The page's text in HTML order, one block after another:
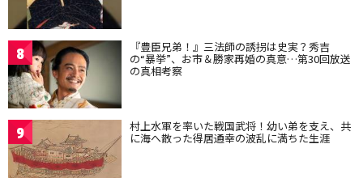
8 『豊臣兄弟！』三法師の誘拐は史実？秀吉
の“暴挙”、お市＆勝家再婚の真意…第30回放送
の真相考察
9 村上水軍を率いた戦国武将！幼い弟を支え、共
に海へ散った得居通幸の波乱に満ちた生涯